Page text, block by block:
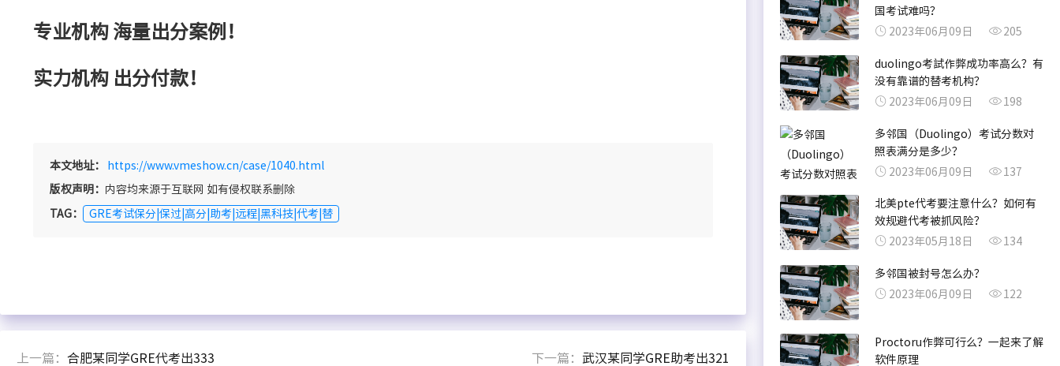
专业机构 海量出分案例！
实力机构 出分付款！
本文地址： https://www.vmeshow.cn/case/1040.html
版权声明： 内容均来源于互联网 如有侵权联系删除
TAG： GRE考试保分|保过|高分|助考|远程|黑科技|代考|替
上一篇： 合肥某同学GRE代考出333 下一篇： 武汉某同学GRE助考出321
国考试难吗？
2023年06月09日
205
duolingo考試作弊成功率高么？有
没有靠谱的替考机构？
2023年06月09日
198
多邻国（Duolingo）考试分数对
照表满分是多少？
2023年06月09日
137
北美pte代考要注意什么？如何有
效规避代考被抓风险？
2023年05月18日
134
多邻国被封号怎么办？
2023年06月09日
122
Proctoru作弊可行么？一起来了解
软件原理